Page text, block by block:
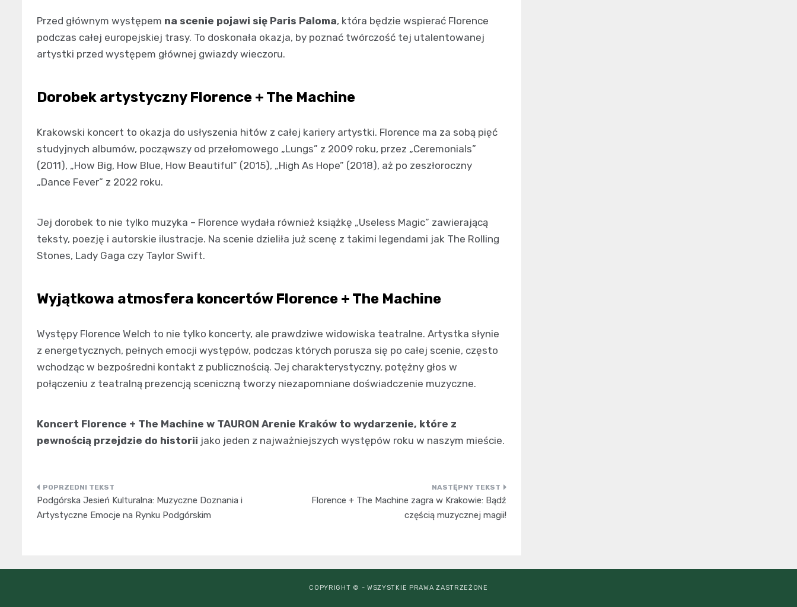
Przed głównym występem na scenie pojawi się Paris Paloma, która będzie wspierać Florence
podczas całej europejskiej trasy. To doskonała okazja, by poznać twórczość tej utalentowanej
artystki przed występem głównej gwiazdy wieczoru.
Dorobek artystyczny Florence + The Machine
Krakowski koncert to okazja do usłyszenia hitów z całej kariery artystki. Florence ma za sobą pięć
studyjnych albumów, począwszy od przełomowego „Lungs” z 2009 roku, przez „Ceremonials”
(2011), „How Big, How Blue, How Beautiful” (2015), „High As Hope” (2018), aż po zeszłoroczny
„Dance Fever” z 2022 roku.
Jej dorobek to nie tylko muzyka – Florence wydała również książkę „Useless Magic” zawierającą
teksty, poezję i autorskie ilustracje. Na scenie dzieliła już scenę z takimi legendami jak The Rolling
Stones, Lady Gaga czy Taylor Swift.
Wyjątkowa atmosfera koncertów Florence + The Machine
Występy Florence Welch to nie tylko koncerty, ale prawdziwe widowiska teatralne. Artystka słynie
z energetycznych, pełnych emocji występów, podczas których porusza się po całej scenie, często
wchodząc w bezpośredni kontakt z publicznością. Jej charakterystyczny, potężny głos w
połączeniu z teatralną prezencją sceniczną tworzy niezapomniane doświadczenie muzyczne.
Koncert Florence + The Machine w TAURON Arenie Kraków to wydarzenie, które z
pewnością przejdzie do historii jako jeden z najważniejszych występów roku w naszym mieście.
Nawigacja
wpisu
Podgórska Jesień Kulturalna: Muzyczne Doznania i
Artystyczne Emocje na Rynku Podgórskim
Florence + The Machine zagra w Krakowie: Bądź
częścią muzycznej magii!
COPYRIGHT © - WSZYSTKIE PRAWA ZASTRZEŻONE